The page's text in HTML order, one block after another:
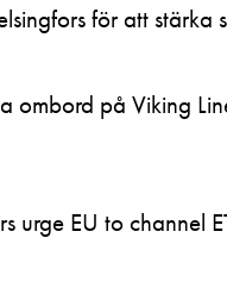
för att stärka
ombord på Viking
urge EU to channel